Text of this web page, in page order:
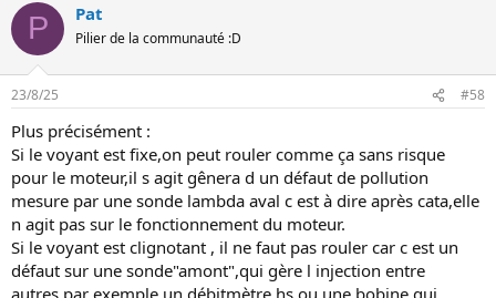
P Pat
Pilier de la communauté :D
23/8/25 #58
Plus précisément :
Si le voyant est fixe,on peut rouler comme ça sans risque
pour le moteur,il s agit gênera d un défaut de pollution
mesure par une sonde lambda aval c est à dire après cata,elle
n agit pas sur le fonctionnement du moteur.
Si le voyant est clignotant , il ne faut pas rouler car c est un
défaut sur une sonde"amont",qui gère l injection entre